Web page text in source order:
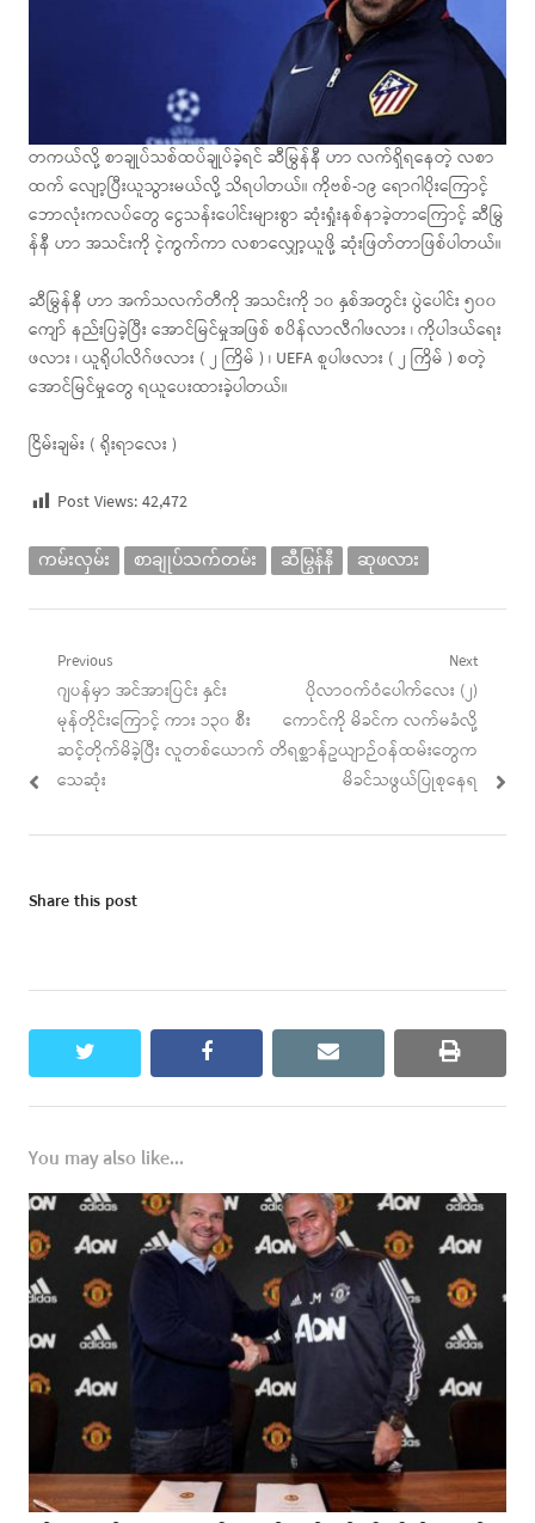
တကယ်လို့ စာချုပ်သစ်ထပ်ချုပ်ခဲ့ရင် ဆီမြွန်နီ ဟာ လက်ရှိရနေတဲ့ လစာ
ထက် လျော့ပြီးယူသွားမယ်လို့ သိရပါတယ်။ ကိုဗစ်-၁၉ ရောဂါပိုးကြောင့်
ဘောလုံးကလပ်တွေ ငွေသန်းပေါင်းများစွာ ဆုံးရှုံးနစ်နာခဲ့တာကြောင့် ဆီမြွ
န်နီ ဟာ အသင်းကို ငဲ့ကွက်ကာ လစာလျှော့ယူဖို့ ဆုံးဖြတ်တာဖြစ်ပါတယ်။
ဆီမြွန်နီ ဟာ အက်သလက်တီကို အသင်းကို ၁၀ နှစ်အတွင်း ပွဲပေါင်း ၅၀၀
ကျော် နည်းပြခဲ့ပြီး အောင်မြင်မှုအဖြစ် စပိန်လာလီဂါဖလား ၊ ကိုပါဒယ်ရေး
ဖလား ၊ ယူရိုပါလိဂ်ဖလား ( ၂ ကြိမ် ) ၊ UEFA စူပါဖလား ( ၂ ကြိမ် ) စတဲ့
အောင်မြင်မှုတွေ ရယူပေးထားခဲ့ပါတယ်။
ငြိမ်းချမ်း ( ရိုးရာလေး )
Post Views:42,472
ကမ်းလှမ်း စာချုပ်သက်တမ်း ဆီမြွန်နီ ဆုဖလား
Post
navigation
Previous
Previous
post:
ဂျပန်မှာ အင်အားပြင်း နှင်း
မုန်တိုင်းကြောင့် ကား ၁၃၀ စီး
ဆင့်တိုက်မိခဲ့ပြီး လူတစ်ယောက်
သေဆုံး
Next
Next
post:
ပိုလာဝက်ဝံပေါက်လေး (၂)
ကောင်ကို မိခင်က လက်မခံလို့
တိရစ္ဆာန်ဥယျာဉ်ဝန်ထမ်းတွေက
မိခင်သဖွယ်ပြုစုနေရ
Share this post
twitter facebook email print
You may also like...